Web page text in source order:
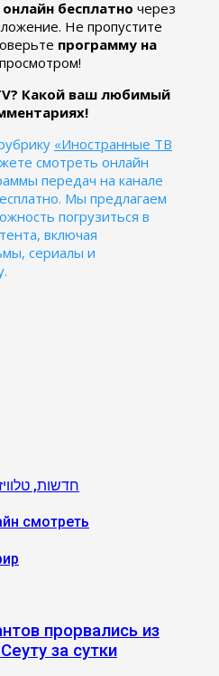
бесплатно через
Не пропустите
программу на
Какой ваш любимый
«Иностранные ТВ
смотреть онлайн
передач на канале
Мы предлагаем
погрузиться в
включая
сериалы и
חדשות,
смотреть
прорвались из
за сутки